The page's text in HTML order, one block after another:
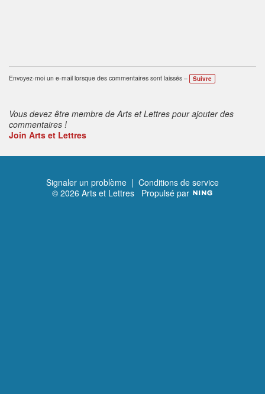
Envoyez-moi un e-mail lorsque des commentaires sont laissés – Suivre
Vous devez être membre de Arts et Lettres pour ajouter des
commentaires !
Join Arts et Lettres
Signaler un problème | Conditions de service
© 2026 Arts et Lettres Propulsé par